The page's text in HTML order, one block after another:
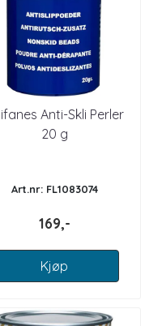
Anti-Skli Perler
20 g
Art.nr: FL1083074
169,-
Kjøp